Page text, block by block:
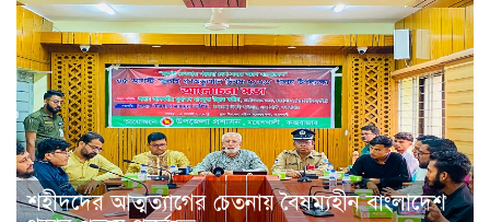
শহীদদের আত্মত্যাগের চেতনায় বৈষম্যহীন বাংলাদেশ